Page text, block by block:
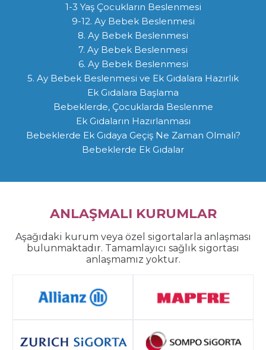
1-3 Yaş Çocukların Beslenmesi
9-12. Ay Bebek Beslenmesi
8. Ay Bebek Beslenmesi
7. Ay Bebek Beslenmesi
6. Ay Bebek Beslenmesi
5. Ay Bebek Beslenmesi ve Ek Gıdalara Hazırlık
Ek Gıdalara Başlama
Bebeklerde, Çocuklarda Beslenme
Ek Gıdaların Hazırlanması
Bebeklerde Ek Gıdaya Geçiş Ne Zaman Olmalı?
Bebeklerde Ek Gıdalar
ANLAŞMALI KURUMLAR
Aşağıdaki kurum veya özel sigortalarla anlaşması
bulunmaktadır. Tamamlayıcı sağlık sigortası
anlaşmamız yoktur.